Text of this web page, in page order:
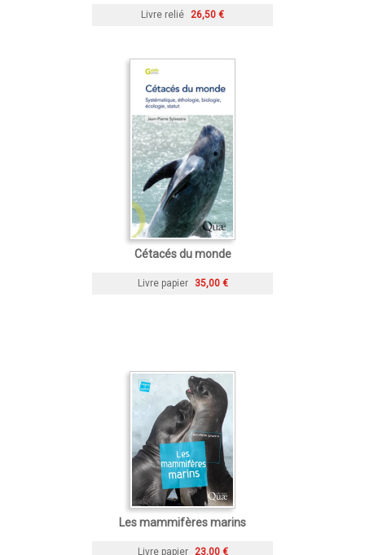
Livre relié 26,50 €
Cétacés du monde
Livre papier 35,00 €
Les mammifères marins
Livre papier 23,00 €